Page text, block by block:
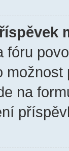
fóru
na